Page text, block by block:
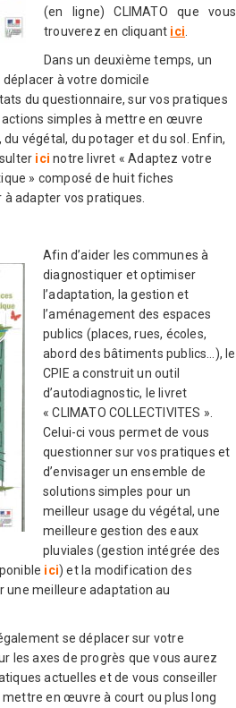
(en ligne) CLIMATO que vous
trouverez en cliquant ici
Dans un deuxième temps, un
déplacer à votre domicile
du questionnaire, sur vos pratiques
simples à mettre en œuvre
du végétal, du potager et du sol. Enfin,
ici notre livret « Adaptez votre
» composé de huit fiches
adapter vos pratiques.
Afin d’aider les communes à
diagnostiquer et optimiser
l’adaptation, la gestion et
l’aménagement des espaces
publics (places, rues, écoles,
abord des bâtiments publics…), le
CPIE a construit un outil
d’autodiagnostic, le livret
« CLIMATO COLLECTIVITES ».
Celui-ci vous permet de vous
questionner sur vos pratiques et
d’envisager un ensemble de
solutions simples pour un
meilleur usage du végétal, une
meilleure gestion des eaux
pluviales (gestion intégrée des
ici) et la modification des
une meilleure adaptation au
se déplacer sur votre
les axes de progrès que vous aurez
actuelles et de vous conseiller
mettre en œuvre à court ou plus long